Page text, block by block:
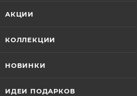
АКЦИИ
КОЛЛЕКЦИИ
НОВИНКИ
ИДЕИ ПОДАРКОВ